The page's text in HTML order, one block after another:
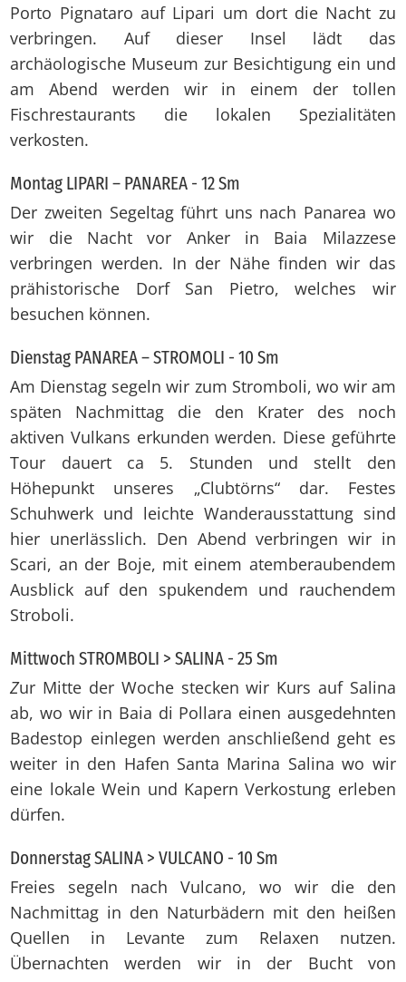
Porto Pignataro auf Lipari um dort die Nacht zu
verbringen. Auf dieser Insel lädt das
archäologische Museum zur Besichtigung ein und
am Abend werden wir in einem der tollen
Fischrestaurants die lokalen Spezialitäten
verkosten.
Montag LIPARI – PANAREA - 12 Sm
Der zweiten Segeltag führt uns nach Panarea wo
wir die Nacht vor Anker in Baia Milazzese
verbringen werden. In der Nähe finden wir das
prähistorische Dorf San Pietro, welches wir
besuchen können.
Dienstag PANAREA – STROMOLI - 10 Sm
Am Dienstag segeln wir zum Stromboli, wo wir am
späten Nachmittag die den Krater des noch
aktiven Vulkans erkunden werden. Diese geführte
Tour dauert ca 5. Stunden und stellt den
Höhepunkt unseres „Clubtörns“ dar.
Festes
Schuhwerk und leichte Wanderausstattung sind
hier unerlässlich. Den Abend verbringen wir in
Scari, an der Boje, mit einem atemberaubendem
Ausblick auf den spukendem und rauchendem
Stroboli.
Mittwoch STROMBOLI > SALINA - 25 Sm
Zur Mitte der Woche stecken wir Kurs auf Salina
ab, wo wir in Baia di Pollara einen ausgedehnten
Badestop einlegen werden anschließend geht es
weiter in den Hafen Santa Marina Salina wo wir
eine lokale Wein und Kapern Verkostung erleben
dürfen.
Donnerstag SALINA > VULCANO - 10 Sm
Freies segeln nach Vulcano, wo wir die den
Nachmittag in den Naturbädern mit den heißen
Quellen in Levante zum Relaxen nutzen.
Übernachten werden wir in der Bucht von